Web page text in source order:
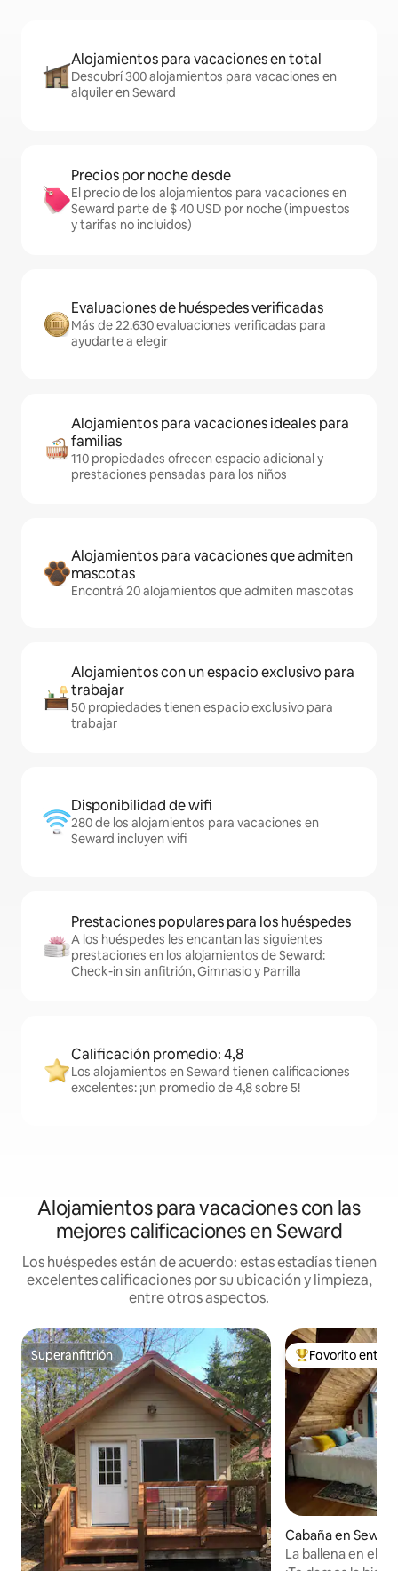
Alojamientos para vacaciones en total
Descubrí 300 alojamientos para vacaciones en
alquiler en Seward
Precios por noche desde
El precio de los alojamientos para vacaciones en
Seward parte de $ 40 USD por noche (impuestos
y tarifas no incluidos)
Evaluaciones de huéspedes verificadas
Más de 22.630 evaluaciones verificadas para
ayudarte a elegir
Alojamientos para vacaciones ideales para
familias
110 propiedades ofrecen espacio adicional y
prestaciones pensadas para los niños
Alojamientos para vacaciones que admiten
mascotas
Encontrá 20 alojamientos que admiten mascotas
Alojamientos con un espacio exclusivo para
trabajar
50 propiedades tienen espacio exclusivo para
trabajar
Disponibilidad de wifi
280 de los alojamientos para vacaciones en
Seward incluyen wifi
Prestaciones populares para los huéspedes
A los huéspedes les encantan las siguientes
prestaciones en los alojamientos de Seward:
Check-in sin anfitrión, Gimnasio y Parrilla
Calificación promedio: 4,8
Los alojamientos en Seward tienen calificaciones
excelentes: ¡un promedio de 4,8 sobre 5!
Alojamientos para vacaciones con las
mejores calificaciones en Seward
Los huéspedes están de acuerdo: estas estadías tienen
excelentes calificaciones por su ubicación y limpieza,
entre otros aspectos.
Superanfitrión
Superanfitrión Favorito entre
Favorito entre
Cabaña en
La ballena en el